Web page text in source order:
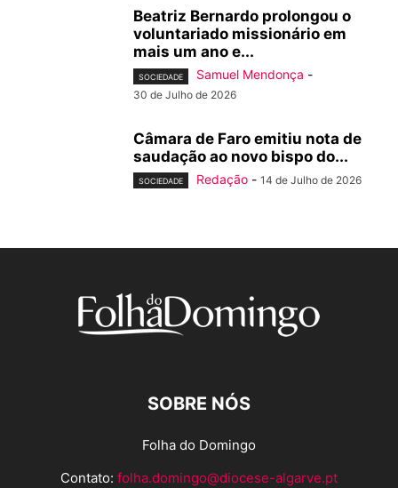
Beatriz Bernardo prolongou o
voluntariado missionário em
mais um ano e...
SOCIEDADE Samuel Mendonça -
30 de Julho de 2026
Câmara de Faro emitiu nota de
saudação ao novo bispo do...
SOCIEDADE Redação - 14 de Julho de 2026
SOBRE NÓS
Folha do Domingo
Contato: folha.domingo@diocese-algarve.pt